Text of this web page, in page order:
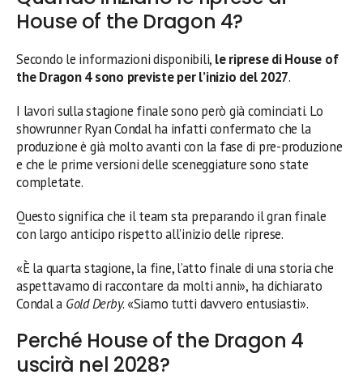
House of the Dragon 4?
Secondo le informazioni disponibili, le riprese di House of
the Dragon 4 sono previste per l’inizio del 2027.
I lavori sulla stagione finale sono però già cominciati. Lo
showrunner Ryan Condal ha infatti confermato che la
produzione è già molto avanti con la fase di pre-produzione
e che le prime versioni delle sceneggiature sono state
completate.
Questo significa che il team sta preparando il gran finale
con largo anticipo rispetto all’inizio delle riprese.
«È la quarta stagione, la fine, l’atto finale di una storia che
aspettavamo di raccontare da molti anni», ha dichiarato
Condal a Gold Derby. «Siamo tutti davvero entusiasti».
Perché House of the Dragon 4
uscirà nel 2028?